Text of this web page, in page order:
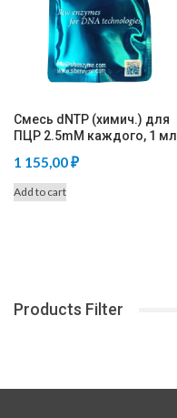
Смесь dNTP (химич.) для
ПЦР 2.5mM каждого, 1 мл
1 155,00₽
Add to cart
Products Filter